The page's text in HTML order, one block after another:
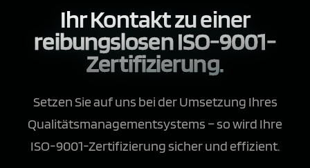
Ihr Kontakt zu einer
reibungslosen ISO-9001-
Zertifizierung.
Setzen Sie auf uns bei der Umsetzung Ihres
Qualitätsmanagementsystems – so wird Ihre
ISO-9001-Zertifizierung sicher und effizient.